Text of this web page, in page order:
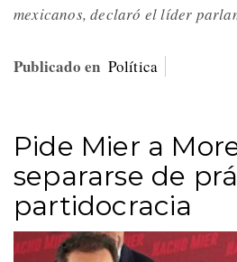
mexicanos, declaró el líder
Publicado en Política
Pide Mier a
separarse de
partidocracia